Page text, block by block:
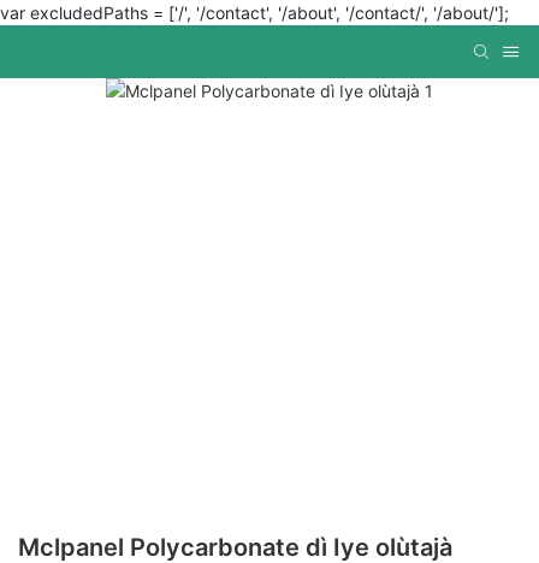
var excludedPaths = ['/', '/contact', '/about', '/contact/', '/about/'];
Mclpanel Polycarbonate dì Iye olùtajà